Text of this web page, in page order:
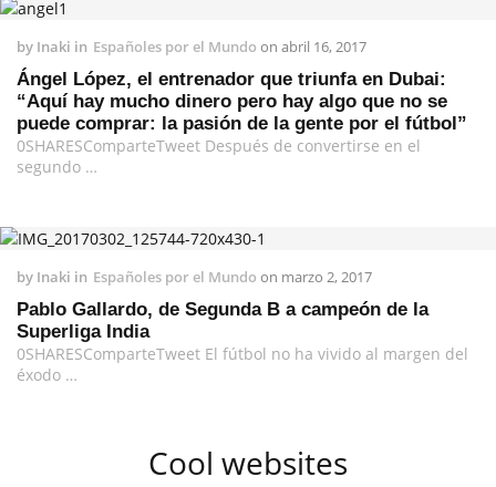
by Inaki in Españoles por el Mundo on abril 16, 2017
Ángel López, el entrenador que triunfa en Dubai:
“Aquí hay mucho dinero pero hay algo que no se
puede comprar: la pasión de la gente por el fútbol”
0SHARESComparteTweet Después de convertirse en el
segundo …
by Inaki in Españoles por el Mundo on marzo 2, 2017
Pablo Gallardo, de Segunda B a campeón de la
Superliga India
0SHARESComparteTweet El fútbol no ha vivido al margen del
éxodo …
Cool websites